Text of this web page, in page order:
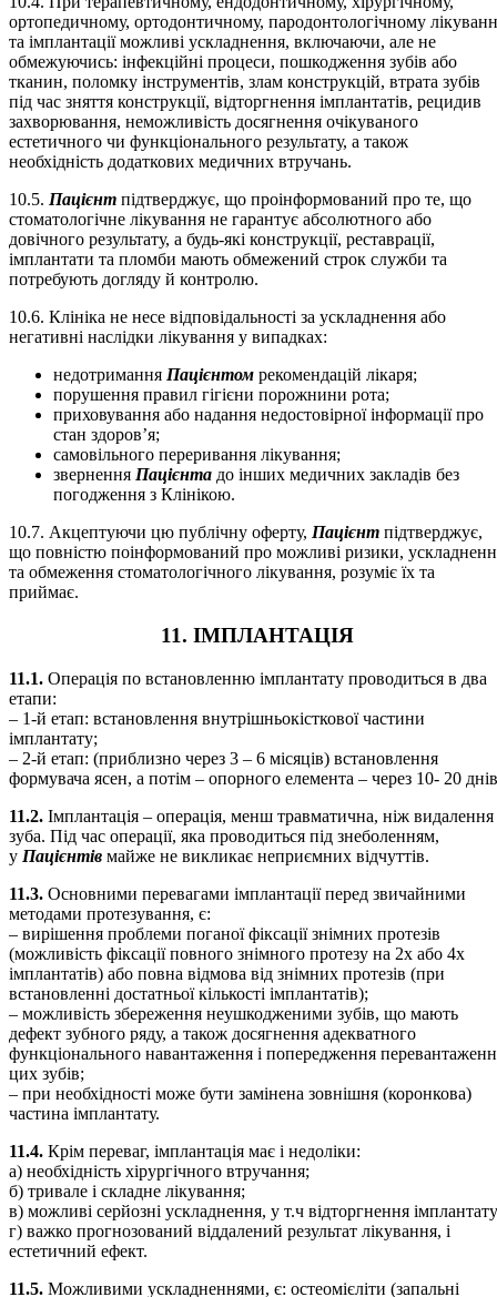
ортопедичному, ортодонтичному, пародонтологічному
та імплантації можливі ускладнення, включаючи, але не
обмежуючись: інфекційні процеси, пошкодження зубів або
тканин, поломку інструментів, злам конструкцій, втрата зубів
під час зняття конструкції, відторгнення імплантатів, рецидив
захворювання, неможливість досягнення очікуваного
естетичного чи функціонального результату, а також
необхідність додаткових медичних втручань.
10.5. Пацієнт підтверджує, що проінформований про те, що
стоматологічне лікування не гарантує абсолютного або
довічного результату, а будь-які конструкції, реставрації,
імплантати та пломби мають обмежений строк служби та
потребують догляду й контролю.
10.6. Клініка не несе відповідальності за ускладнення або
негативні наслідки лікування у випадках:
недотримання Пацієнтом рекомендацій лікаря;
порушення правил гігієни порожнини рота;
приховування або надання недостовірної інформації про
стан здоров’я;
самовільного переривання лікування;
звернення Пацієнта до інших медичних закладів без
погодження з Клінікою.
10.7. Акцептуючи цю публічну оферту, Пацієнт підтверджує,
що повністю поінформований про можливі ризики,
та обмеження стоматологічного лікування, розуміє їх та
приймає.
11. ІМПЛАНТАЦІЯ
11.1. Операція по встановленню імплантату проводиться в два
етапи:
– 1-й етап: встановлення внутрішньокісткової частини
імплантату;
– 2-й етап: (приблизно через 3 – 6 місяців) встановлення
формувача ясен, а потім – опорного елемента – через 10- 20
11.2. Імплантація – операція, менш травматична, ніж видалення
зуба. Під час операції, яка проводиться під знеболенням,
у Пацієнтів майже не викликає неприємних відчуттів.
11.3. Основними перевагами імплантації перед звичайними
методами протезування, є:
– вирішення проблеми поганої фіксації знімних протезів
(можливість фіксації повного знімного протезу на 2х або 4х
імплантатів) або повна відмова від знімних протезів (при
встановленні достатньої кількості імплантатів);
– можливість збереження неушкодженими зубів, що мають
дефект зубного ряду, а також досягнення адекватного
функціонального навантаження і попередження
цих зубів;
– при необхідності може бути замінена зовнішня (коронкова)
частина імплантату.
11.4. Крім переваг, імплантація має і недоліки:
а) необхідність хірургічного втручання;
б) тривале і складне лікування;
в) можливі серйозні ускладнення, у т.ч відторгнення
г) важко прогнозований віддалений результат лікування, і
естетичний ефект.
11.5. Можливими ускладненнями, є: остеомієліти (запальні